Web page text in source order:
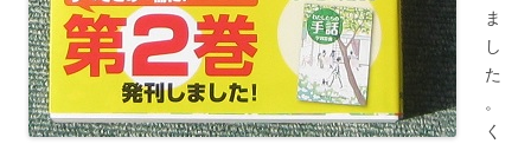
ま
し
た
。
く